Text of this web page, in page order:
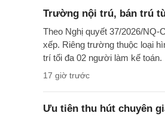
Trường nội trú, bán trú
Theo Nghị quyết 37/2026/
xếp. Riêng trường thuộc loại
trí tối đa 02 người làm kế toán.
17 giờ trước
Ưu tiên thu hút chuyên